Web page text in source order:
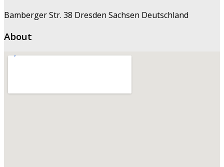
Bamberger Str. 38 Dresden Sachsen Deutschland
About